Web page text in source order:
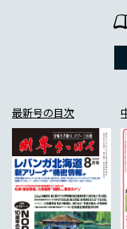
最新号の目次